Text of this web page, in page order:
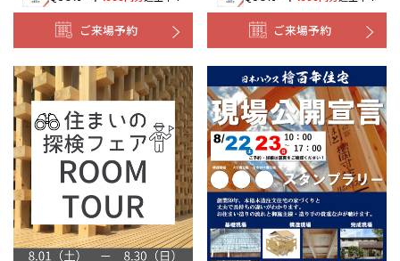
ご来場予約 ご来場予約
福島
石川
福井
千葉
茨城
栃木
群馬
静岡
三重
京都
兵庫
奈良
滋賀
和歌山
岡山
香川
愛媛
鳥取
島根
広島
九州
福岡
佐賀
熊本
大分
宮崎
分譲マンション
※現住所のある都道府県以外の建築予定地の方でも現住所の有るお近
くの展示場又は店舗にお問合せください。移住の計画の方もご相談対
応します。お気軽にご相談ください。
福島県
会津
石川県
福井県
福井
埼玉県
埼玉
千葉県
千葉
柏
茨城県
水戸
栃木県
宇都宮
小山
群馬県
群馬
伊勢崎
静岡県
三重県
四日市
京都府
京都
兵庫県
姫路
奈良県
奈良
岡山県
岡山
愛媛県
松山
九州
福岡県
福岡
佐賀県
佐賀
熊本県
熊本
大分県
大分
宮崎県
宮崎
鹿児島県
鹿児島